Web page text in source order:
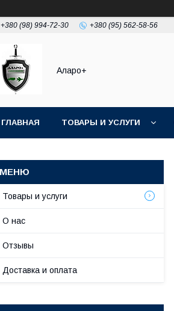
+380 (98) 994-72-30 +380 (95) 562-58-56
Аларо+
ГЛАВНАЯ ТОВАРЫ И УСЛУГИ
Товары и услуги
О нас
Отзывы
Доставка и оплата